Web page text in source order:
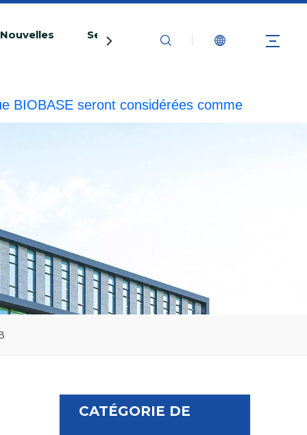
Nouvelles Service Contactez-nous
légale.20240510
CATÉGORIE DE